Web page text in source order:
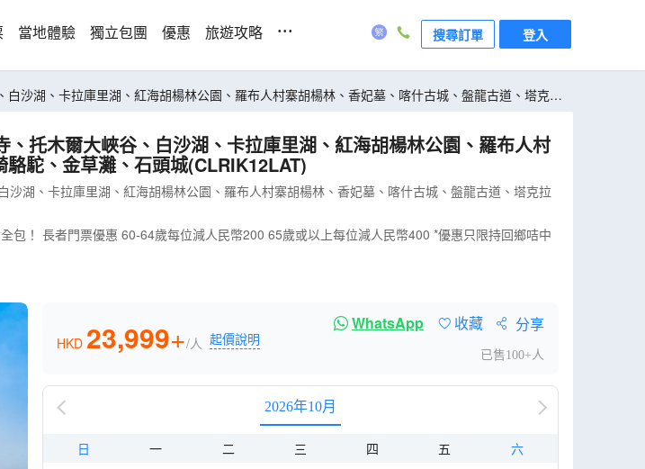
當地體驗 獨立包團 優惠 旅遊攻略 ... 搜尋訂單 登入
沙湖、卡拉庫里湖、紅海胡楊林公園、羅布人村寨胡楊林、香妃墓、喀什古城、盤龍古道、塔克拉
托木爾大峽谷、白沙湖、卡拉庫里湖、紅海胡楊林公園、羅布人村
駝、金草灘、石頭城(CLRIK12LAT)
湖、卡拉庫里湖、紅海胡楊林公園、羅布人村寨胡楊林、香妃墓、喀什古城、盤龍古道、塔克拉
！ 長者門票優惠 60-64歲每位減人民幣200 65歲或以上每位減人民幣400 *優惠只限持回鄉咭中
HKD 23,999+/人 起價說明
WhatsApp 收藏 分享
已售100+人
2026年10月
日 一 二 三 四 五
六